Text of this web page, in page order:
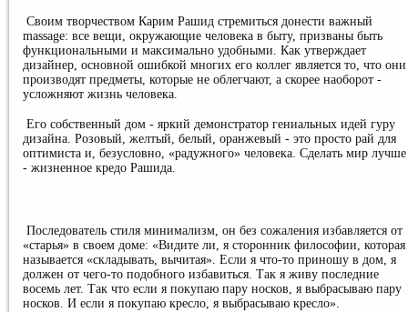
Своим творчеством Карим Рашид стремиться донести важный
massage: все вещи, окружающие человека в быту, призваны быть
функциональными и максимально удобными. Как утверждает
дизайнер, основной ошибкой многих его коллег является то, что они
производят предметы, которые не облегчают, а скорее наоборот -
усложняют жизнь человека.
Его собственный дом - яркий демонстратор гениальных идей гуру
дизайна. Розовый, желтый, белый, оранжевый - это просто рай для
оптимиста и, безусловно, «радужного» человека. Сделать мир лучше
- жизненное кредо Рашида.
Последователь стиля минимализм, он без сожаления избавляется от
«старья» в своем доме: «Видите ли, я сторонник философии, которая
называется «складывать, вычитая». Если я что-то приношу в дом, я
должен от чего-то подобного избавиться. Так я живу последние
восемь лет. Так что если я покупаю пару носков, я выбрасываю пару
носков. И если я покупаю кресло, я выбрасываю кресло».